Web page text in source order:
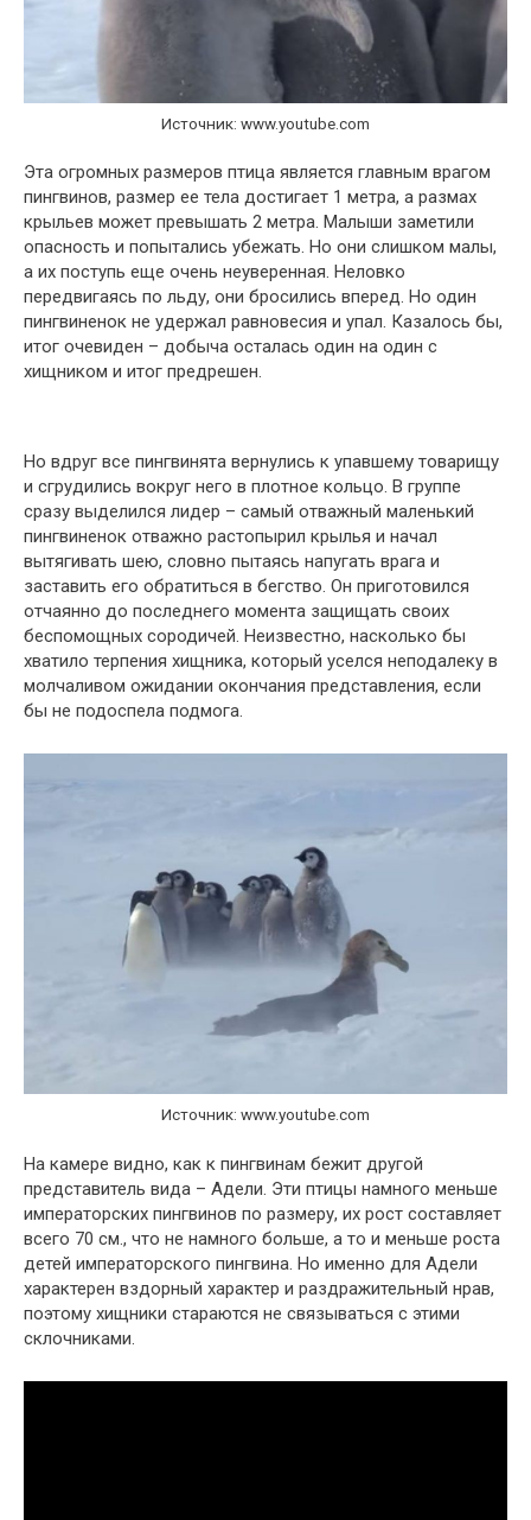
Источник: www.youtube.com
Эта огромных размеров птица является главным врагом
пингвинов, размер ее тела достигает 1 метра, а размах
крыльев может превышать 2 метра. Малыши заметили
опасность и попытались убежать. Но они слишком малы,
а их поступь еще очень неуверенная. Неловко
передвигаясь по льду, они бросились вперед. Но один
пингвиненок не удержал равновесия и упал. Казалось бы,
итог очевиден – добыча осталась один на один с
хищником и итог предрешен.
Но вдруг все пингвинята вернулись к упавшему товарищу
и сгрудились вокруг него в плотное кольцо. В группе
сразу выделился лидер – самый отважный маленький
пингвиненок отважно растопырил крылья и начал
вытягивать шею, словно пытаясь напугать врага и
заставить его обратиться в бегство. Он приготовился
отчаянно до последнего момента защищать своих
беспомощных сородичей. Неизвестно, насколько бы
хватило терпения хищника, который уселся неподалеку в
молчаливом ожидании окончания представления, если
бы не подоспела подмога.
Источник: www.youtube.com
На камере видно, как к пингвинам бежит другой
представитель вида – Адели. Эти птицы намного меньше
императорских пингвинов по размеру, их рост составляет
всего 70 см., что не намного больше, а то и меньше роста
детей императорского пингвина. Но именно для Адели
характерен вздорный характер и раздражительный нрав,
поэтому хищники стараются не связываться с этими
склочниками.